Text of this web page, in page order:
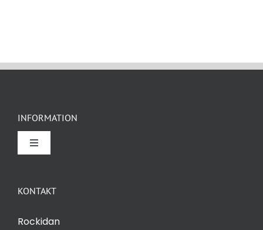
KONTAKT
Rockidan
INFORMATION
Toggle